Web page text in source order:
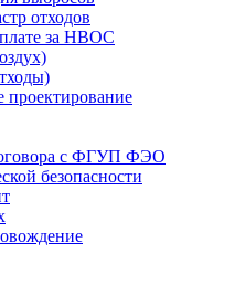
отходов
за НВОС
проектирование
с ФГУП ФЭО
безопасности